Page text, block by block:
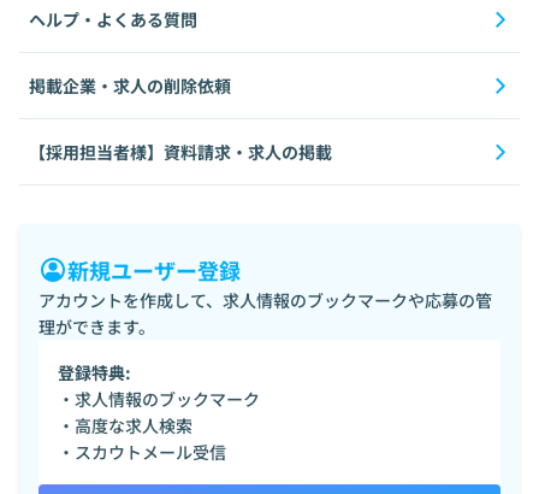
ヘルプ・よくある質問
掲載企業・求人の削除依頼
【採用担当者様】資料請求・求人の掲載
新規ユーザー登録
アカウントを作成して、求人情報のブックマークや応募の管
理ができます。
登録特典:
・求人情報のブックマーク
・高度な求人検索
・スカウトメール受信